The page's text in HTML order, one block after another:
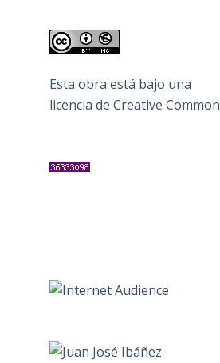
Esta obra está bajo una
licencia de Creative